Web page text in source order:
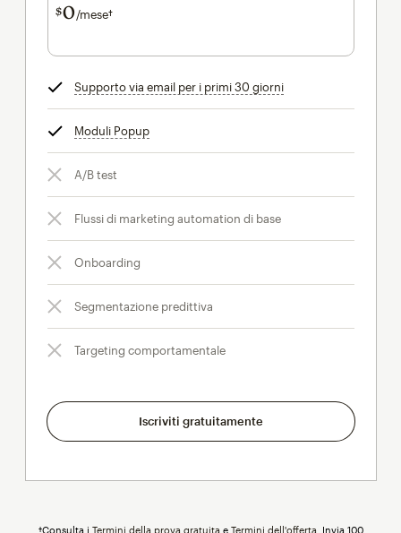
$0 /mese†al mese†
Supporto via email per i primi 30 giornitooltip
Moduli Popuptooltip
A/B test
Flussi di marketing automation di base
Onboarding
Segmentazione predittiva
Targeting comportamentale
Iscriviti gratuitamente
†Consulta i Termini della prova gratuita e Termini dell'offerta . Invia 100